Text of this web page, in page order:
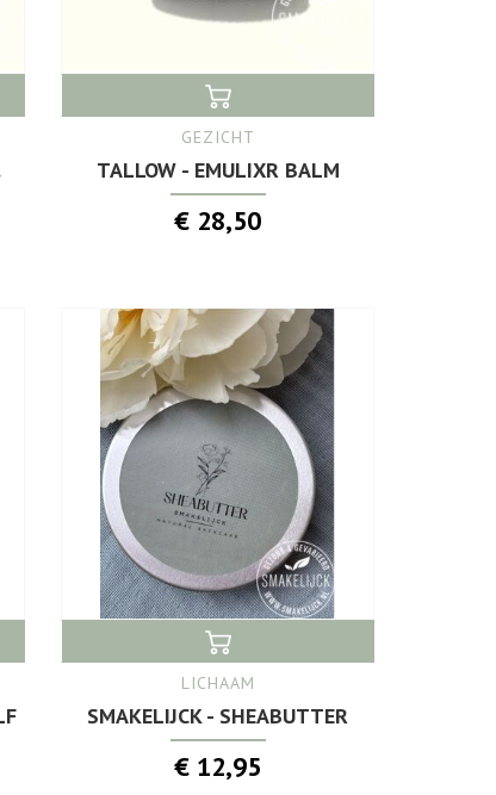
GEZICHT
TALLOW - EMULIXR BALM
€ 28,50
LICHAAM
SMAKELIJCK - SHEABUTTER
€ 12,95